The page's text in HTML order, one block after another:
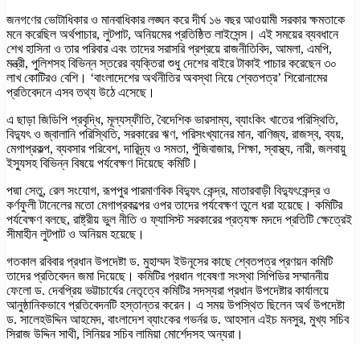
জনগণের ভোটাধিকার ও মানবাধিকার লঙ্ঘন করে দীর্ঘ ১৬ বছর আওয়ামী সরকার ক্ষমতাকে
মনে করেছিল অর্থপাচার, লুটপাট, অনিয়মের প্রতিষ্ঠিত লাইসেন্স। এই সময়ের ব্যবধানে
শেখ হাসিনা ও তার পরিবার এবং তাদের সরাসরি প্রশ্রয়ে রাজনীতিবিদ, আমলা, এমপি,
মন্ত্রী, পুলিশসহ বিভিন্ন স্তরের ব্যক্তিরা শুধু দেশের বাইরে টাকাই পাচার করেছেন ৩০
লাখ কোটিরও বেশি। ‘বাংলাদেশের অর্থনীতির অবস্থা নিয়ে শ্বেতপত্র’ শিরোনামের
প্রতিবেদনে এসব তথ্য উঠে এসেছে।
এ ছাড়া জিডিপি প্রবৃদ্ধি, মূল্যস্ফীতি, বৈদেশিক ভারসাম্য, ব্যাংকিং খাতের পরিস্থিতি,
বিদ্যুৎ ও জ্বালানি পরিস্থিতি, সরকারের ঋণ, পরিসংখ্যানের মান, বাণিজ্য, রাজস্ব, ব্যয়,
মেগাপ্রকল্প, ব্যবসার পরিবেশ, দারিদ্র্য ও সমতা, পুঁজিবাজার, শিক্ষা, স্বাস্থ্য, নারী, জলবায়ু
ইস্যুসহ বিভিন্ন বিষয়ে পর্যবেক্ষণ দিয়েছে কমিটি।
পদ্মা সেতু, রেল সংযোগ, রূপপুর পারমাণবিক বিদ্যুৎ কেন্দ্র, মাতারবাড়ী বিদ্যুৎকেন্দ্র ও
কর্ণফুলী টানেলের মতো মেগাপ্রকল্পের ওপর তাদের পর্যবেক্ষণ তুলে ধরা হয়েছে। কমিটির
পর্যবেক্ষণ বলছে, রাষ্ট্রীয় ভুল নীতি ও ফ্যাসিস্ট সরকারের প্রত্যক্ষ মদদে প্রতিটি ক্ষেত্রেই
সীমাহীন লুটপাট ও অনিয়ম হয়েছে।
গতকাল রবিবার প্রধান উপদেষ্টা ড. মুহাম্মদ ইউনূসের কাছে শ্বেতপত্র প্রণয়ন কমিটি
তাদের প্রতিবেদন জমা দিয়েছে। কমিটির প্রধান গবেষণা সংস্থা সিপিডির সম্মাননীয়
ফেলো ড. দেবপ্রিয় ভট্টাচার্যের নেতৃত্বে কমিটির সদস্যরা প্রধান উপদেষ্টার কার্যালয়ে
আনুষ্ঠানিকভাবে প্রতিবেদনটি হস্তান্তর করেন। এ সময় উপস্থিত ছিলেন অর্থ উপদেষ্টা
ড. সালেহউদ্দিন আহমেদ, বাংলাদেশ ব্যাংকের গভর্নর ড. আহসান এইচ মনসুর, মুখ্য সচিব
সিরাজ উদ্দিন সাথী, সিনিয়র সচিব লামিয়া মোর্শেদসহ অন্যরা।